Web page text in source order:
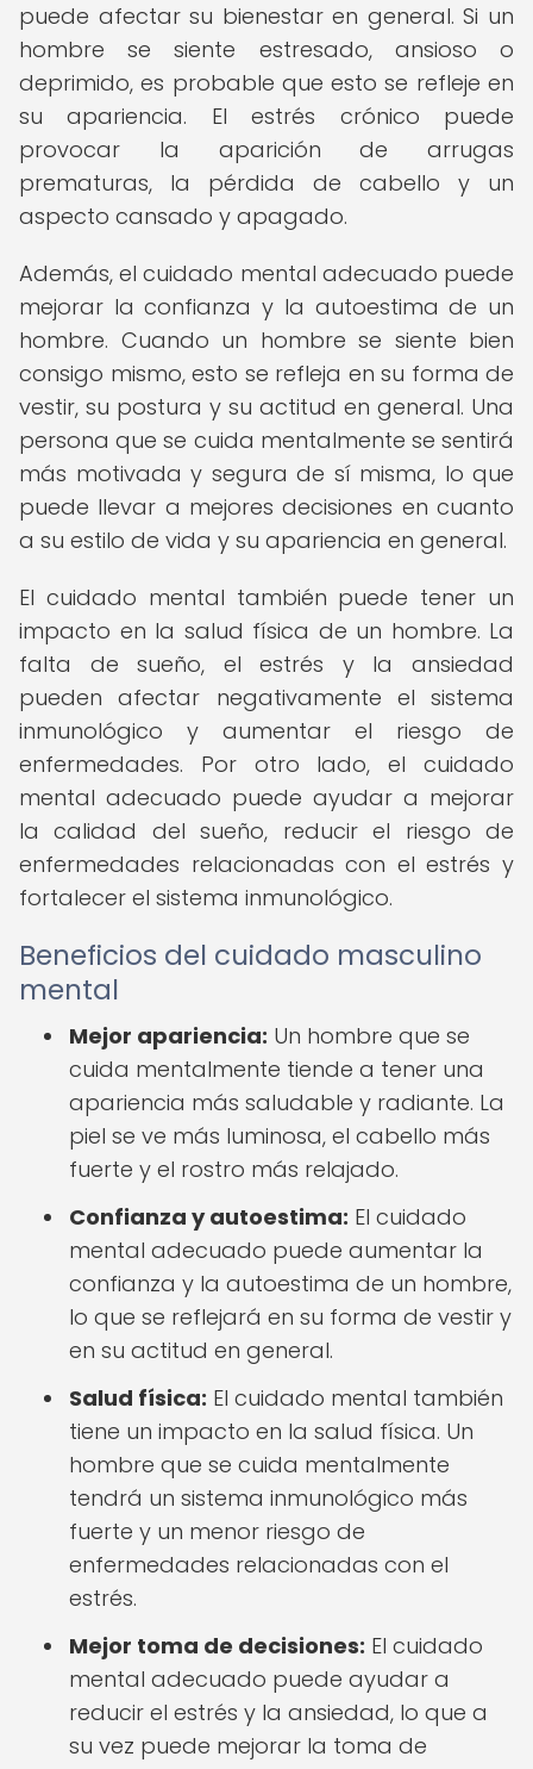
puede afectar su bienestar en general. Si un
hombre se siente estresado, ansioso o
deprimido, es probable que esto se refleje en
su apariencia. El estrés crónico puede
provocar la aparición de arrugas
prematuras, la pérdida de cabello y un
aspecto cansado y apagado.
Además, el cuidado mental adecuado puede
mejorar la confianza y la autoestima de un
hombre. Cuando un hombre se siente bien
consigo mismo, esto se refleja en su forma de
vestir, su postura y su actitud en general. Una
persona que se cuida mentalmente se sentirá
más motivada y segura de sí misma, lo que
puede llevar a mejores decisiones en cuanto
a su estilo de vida y su apariencia en general.
El cuidado mental también puede tener un
impacto en la salud física de un hombre. La
falta de sueño, el estrés y la ansiedad
pueden afectar negativamente el sistema
inmunológico y aumentar el riesgo de
enfermedades. Por otro lado, el cuidado
mental adecuado puede ayudar a mejorar
la calidad del sueño, reducir el riesgo de
enfermedades relacionadas con el estrés y
fortalecer el sistema inmunológico.
Beneficios del cuidado masculino
mental
Mejor apariencia: Un hombre que se
cuida mentalmente tiende a tener una
apariencia más saludable y radiante. La
piel se ve más luminosa, el cabello más
fuerte y el rostro más relajado.
Confianza y autoestima: El cuidado
mental adecuado puede aumentar la
confianza y la autoestima de un hombre,
lo que se reflejará en su forma de vestir y
en su actitud en general.
Salud física: El cuidado mental también
tiene un impacto en la salud física. Un
hombre que se cuida mentalmente
tendrá un sistema inmunológico más
fuerte y un menor riesgo de
enfermedades relacionadas con el
estrés.
Mejor toma de decisiones: El cuidado
mental adecuado puede ayudar a
reducir el estrés y la ansiedad, lo que a
su vez puede mejorar la toma de